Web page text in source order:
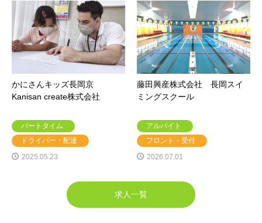
かにさんキッズ長岡京
Kanisan create株式会社
パートタイム
ドライバー・配達
2025.05.23
藤田興産株式会社 長岡スイ
ミングスクール
アルバイト
フロント・受付
2026.07.01
求人一覧